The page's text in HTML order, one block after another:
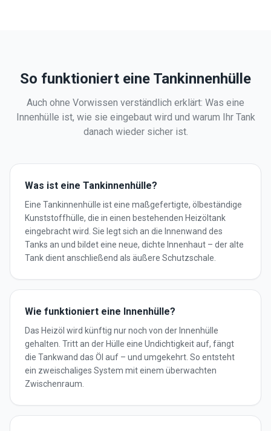
So funktioniert eine Tankinnenhülle
Auch ohne Vorwissen verständlich erklärt: Was eine
Innenhülle ist, wie sie eingebaut wird und warum Ihr Tank
danach wieder sicher ist.
Was ist eine Tankinnenhülle?
Eine Tankinnenhülle ist eine maßgefertigte, ölbeständige
Kunststoffhülle, die in einen bestehenden Heizöltank
eingebracht wird. Sie legt sich an die Innenwand des
Tanks an und bildet eine neue, dichte Innenhaut – der alte
Tank dient anschließend als äußere Schutzschale.
Wie funktioniert eine Innenhülle?
Das Heizöl wird künftig nur noch von der Innenhülle
gehalten. Tritt an der Hülle eine Undichtigkeit auf, fängt
die Tankwand das Öl auf – und umgekehrt. So entsteht
ein zweischaliges System mit einem überwachten
Zwischenraum.